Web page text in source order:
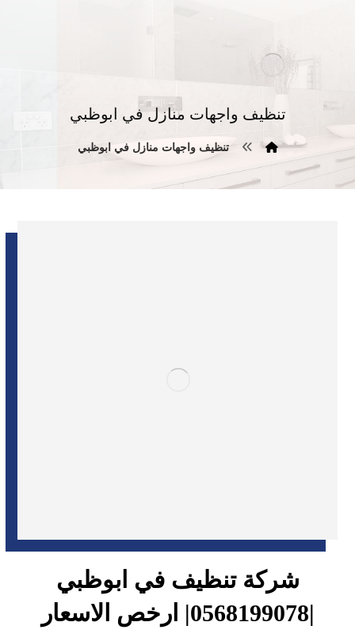
تنظيف واجهات منازل في ابوظبي
تنظيف واجهات منازل في ابوظبي
شركة تنظيف في ابوظبي
|0568199078| ارخص الاسعار